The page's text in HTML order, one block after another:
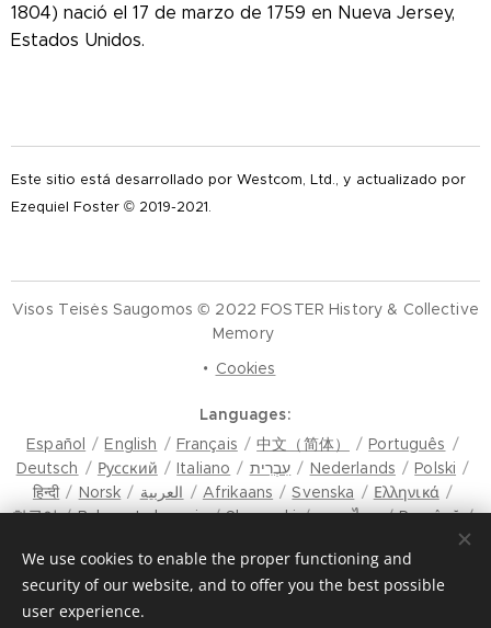
1804) nació el 17 de marzo de 1759 en Nueva Jersey,
Estados Unidos.
Este sitio está desarrollado por Westcom, Ltd., y actualizado por
Ezequiel Foster © 2019-2021.
Visos Teisės Saugomos © 2022 FOSTER History & Collective
Memory
Cookies
Languages
Español
English Français 中文（简体）
Português
Deutsch
Русский Italiano עִבְרִית Nederlands
Polski
हिन्दी
Norsk العربية Afrikaans Svenska
Ελληνικά
한국어
Bahasa Indonesia Slovenski ภาษาไทย
Română
Latviešu Valoda
Türkçe Tiếng Việt 日本語
Srpski
Eesti keel
Magyar മലയാളം فارسی
Bosanski
Lietuvių kalba
We use cookies to enable the proper functioning and
security of our website, and to offer you the best possible
user experience.